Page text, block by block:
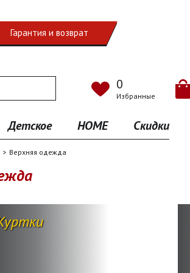
Гарантия и возврат
0
Избранные
Детское HOME Скидки
Верхняя одежда